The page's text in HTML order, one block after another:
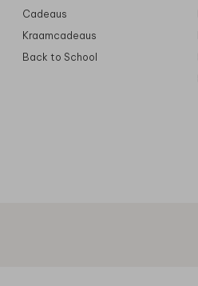
Cadeaus
Kraamcadeaus
Back to School